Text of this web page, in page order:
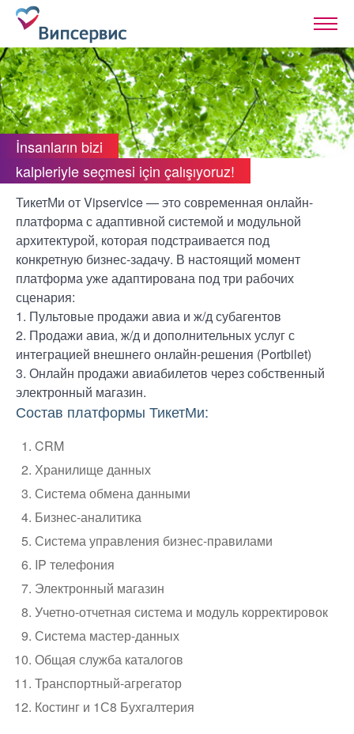
İnsanların bizi
kalpleriyle seçmesi için çalışıyoruz!
ТикетМи от Vipservice — это современная онлайн-
платформа с адаптивной системой и модульной
архитектурой, которая подстраивается под
конкретную бизнес-задачу. В настоящий момент
платформа уже адаптирована под три рабочих
сценария:
1. Пультовые продажи авиа и ж/д субагентов
2. Продажи авиа, ж/д и дополнительных услуг с
интеграцией внешнего онлайн-решения (Portbilet)
3. Онлайн продажи авиабилетов через собственный
электронный магазин.
Состав платформы ТикетМи:
CRM
Хранилище данных
Система обмена данными
Бизнес-аналитика
Система управления бизнес-правилами
IP телефония
Электронный магазин
Учетно-отчетная система и модуль корректировок
Система мастер-данных
Общая служба каталогов
Транспортный-агрегатор
Костинг и 1С8 Бухгалтерия